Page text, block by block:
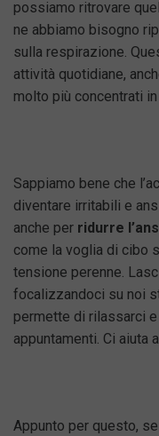
possiamo ritrovare
ne abbiamo bisogno
sulla respirazione.
attività quotidiane,
molto più concentrati
Sappiamo bene che
diventare irritabili e
anche per ridurre
come la voglia di cibo
tensione perenne.
focalizzandoci su noi
permette di rilassarci
appuntamenti. Ci aiuta
Appunto per questo,